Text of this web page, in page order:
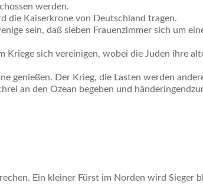
werden.
die Kaiserkrone von Deutschland tragen.
sein, daß sieben Frauenzimmer sich um
Kriege sich vereinigen, wobei die Juden ihre
genießen. Der Krieg, die Lasten werden
an den Ozean begeben und
Ein kleiner Fürst im Norden wird Sieger